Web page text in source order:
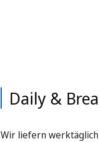
Daily &
Wir liefern